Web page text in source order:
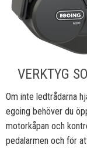
VERKTYG
Om inte ledtrådarna
egoing behöver du
motorkåpan och
pedalarmen och för